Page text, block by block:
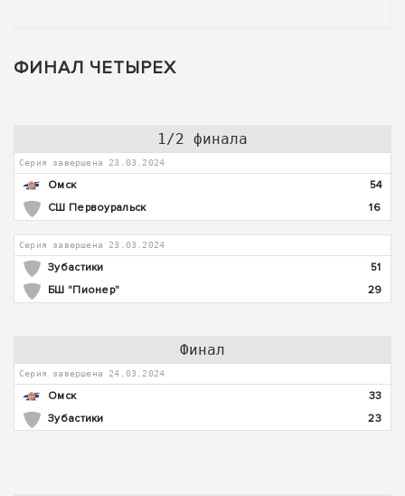
ФИНАЛ ЧЕТЫРЕХ
1/2 финала
Серия завершена 23.03.2024
Омск
54
СШ Первоуральск
16
Серия завершена 23.03.2024
Зубастики
51
БШ "Пионер"
29
Финал
Серия завершена 24.03.2024
Омск
33
Зубастики
23